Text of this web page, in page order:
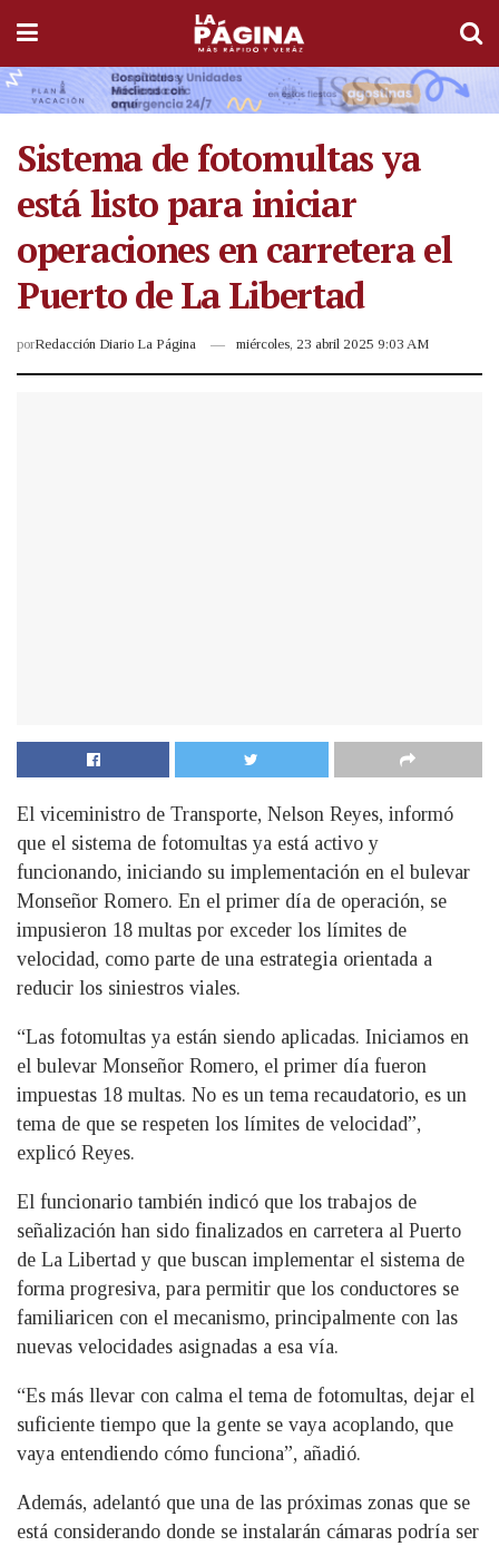
Sistema de fotomultas ya
está listo para iniciar
operaciones en carretera el
Puerto de La Libertad
porRedacción Diario La Página miércoles, 23 abril 2025 9:03 AM
El viceministro de Transporte, Nelson Reyes, informó
que el sistema de fotomultas ya está activo y
funcionando, iniciando su implementación en el bulevar
Monseñor Romero. En el primer día de operación, se
impusieron 18 multas por exceder los límites de
velocidad, como parte de una estrategia orientada a
reducir los siniestros viales.
“Las fotomultas ya están siendo aplicadas. Iniciamos en
el bulevar Monseñor Romero, el primer día fueron
impuestas 18 multas. No es un tema recaudatorio, es un
tema de que se respeten los límites de velocidad”,
explicó Reyes.
El funcionario también indicó que los trabajos de
señalización han sido finalizados en carretera al Puerto
de La Libertad y que buscan implementar el sistema de
forma progresiva, para permitir que los conductores se
familiaricen con el mecanismo, principalmente con las
nuevas velocidades asignadas a esa vía.
“Es más llevar con calma el tema de fotomultas, dejar el
suficiente tiempo que la gente se vaya acoplando, que
vaya entendiendo cómo funciona”, añadió.
Además, adelantó que una de las próximas zonas que se
está considerando donde se instalarán cámaras podría ser